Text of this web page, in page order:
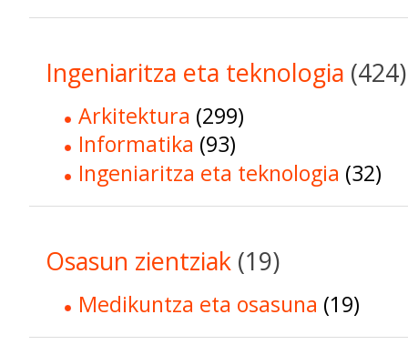
Ingeniaritza eta teknologia (424)
Arkitektura (299)
Informatika (93)
Ingeniaritza eta teknologia (32)
Osasun zientziak (19)
Medikuntza eta osasuna (19)